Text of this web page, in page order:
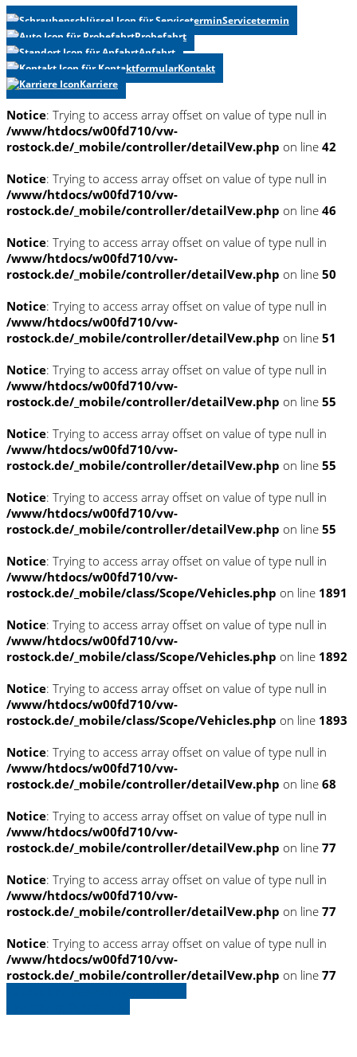
Servicetermin
Probefahrt
Anfahrt
Kontakt
Karriere
Notice: Trying to access array offset on value of type null in
/www/htdocs/w00fd710/vw-
rostock.de/_mobile/controller/detailVew.php on line 42
Notice: Trying to access array offset on value of type null in
/www/htdocs/w00fd710/vw-
rostock.de/_mobile/controller/detailVew.php on line 46
Notice: Trying to access array offset on value of type null in
/www/htdocs/w00fd710/vw-
rostock.de/_mobile/controller/detailVew.php on line 50
Notice: Trying to access array offset on value of type null in
/www/htdocs/w00fd710/vw-
rostock.de/_mobile/controller/detailVew.php on line 51
Notice: Trying to access array offset on value of type null in
/www/htdocs/w00fd710/vw-
rostock.de/_mobile/controller/detailVew.php on line 55
Notice: Trying to access array offset on value of type null in
/www/htdocs/w00fd710/vw-
rostock.de/_mobile/controller/detailVew.php on line 55
Notice: Trying to access array offset on value of type null in
/www/htdocs/w00fd710/vw-
rostock.de/_mobile/controller/detailVew.php on line 55
Notice: Trying to access array offset on value of type null in
/www/htdocs/w00fd710/vw-
rostock.de/_mobile/class/Scope/Vehicles.php on line 1891
Notice: Trying to access array offset on value of type null in
/www/htdocs/w00fd710/vw-
rostock.de/_mobile/class/Scope/Vehicles.php on line 1892
Notice: Trying to access array offset on value of type null in
/www/htdocs/w00fd710/vw-
rostock.de/_mobile/class/Scope/Vehicles.php on line 1893
Notice: Trying to access array offset on value of type null in
/www/htdocs/w00fd710/vw-
rostock.de/_mobile/controller/detailVew.php on line 68
Notice: Trying to access array offset on value of type null in
/www/htdocs/w00fd710/vw-
rostock.de/_mobile/controller/detailVew.php on line 77
Notice: Trying to access array offset on value of type null in
/www/htdocs/w00fd710/vw-
rostock.de/_mobile/controller/detailVew.php on line 77
Notice: Trying to access array offset on value of type null in
/www/htdocs/w00fd710/vw-
rostock.de/_mobile/controller/detailVew.php on line 77